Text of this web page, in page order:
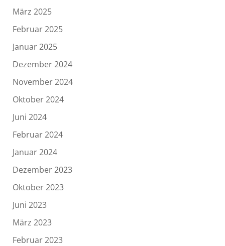
März 2025
Februar 2025
Januar 2025
Dezember 2024
November 2024
Oktober 2024
Juni 2024
Februar 2024
Januar 2024
Dezember 2023
Oktober 2023
Juni 2023
März 2023
Februar 2023